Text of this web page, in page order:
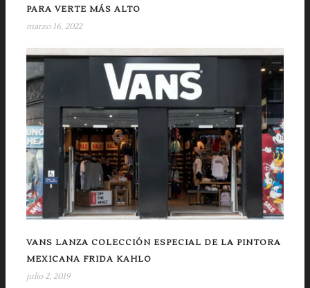
PARA VERTE MÁS ALTO
marzo 16, 2022
VANS LANZA COLECCIÓN ESPECIAL DE LA PINTORA
MEXICANA FRIDA KAHLO
julio 2, 2019